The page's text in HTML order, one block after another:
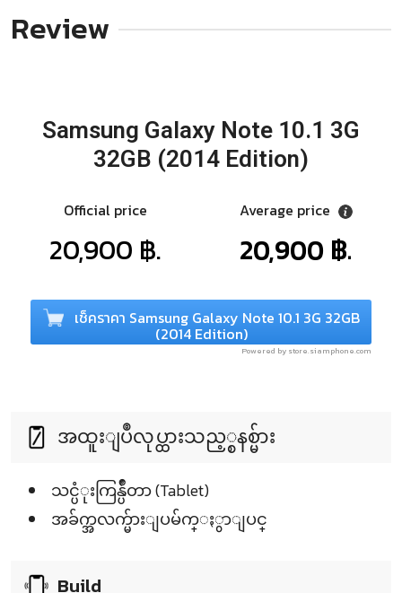
Review
Samsung Galaxy Note 10.1 3G
32GB (2014 Edition)
Official price
20,900 ฿.
Average price
20,900 ฿.
เช็คราคา Samsung Galaxy Note 10.1 3G 32GB
(2014 Edition)
Powered by store.siamphone.com
အထူးျပဳလုပ္ထားသည့္စနစ္မ်ား
သင္ပံုးကြန္ပ်ဳတာ (Tablet)
အခ်က္အလက္မ်ားျပမ်က္ႏွာျပင္
Build